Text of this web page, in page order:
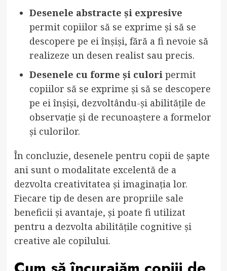
Desenele abstracte și expresive
permit copiilor să se exprime și să se
descopere pe ei înșiși, fără a fi nevoie să
realizeze un desen realist sau precis.
Desenele cu forme și culori permit
copiilor să se exprime și să se descopere
pe ei înșiși, dezvoltându-și abilitățile de
observație și de recunoaștere a formelor
și culorilor.
În concluzie, desenele pentru copii de șapte
ani sunt o modalitate excelentă de a
dezvolta creativitatea și imaginația lor.
Fiecare tip de desen are propriile sale
beneficii și avantaje, și poate fi utilizat
pentru a dezvolta abilitățile cognitive și
creative ale copilului.